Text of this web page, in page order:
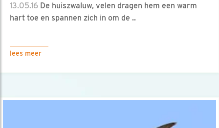
13.05.16 De huiszwaluw, velen dragen hem een warm
hart toe en spannen zich in om de ..
lees meer